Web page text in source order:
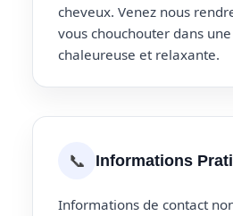
cheveux. Venez nous
vous chouchouter dans
chaleureuse et relaxante.
📞 Informations
Informations de contact